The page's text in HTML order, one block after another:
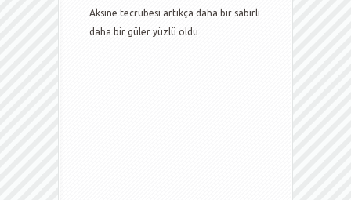
Aksine tecrübesi artıkça daha bir sabırlı
daha bir güler yüzlü oldu